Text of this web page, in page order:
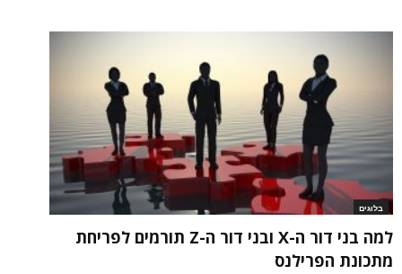
בלוגים
למה בני דור ה-X ובני דור ה-Z תורמים לפריחת
מתכונת הפרילנס